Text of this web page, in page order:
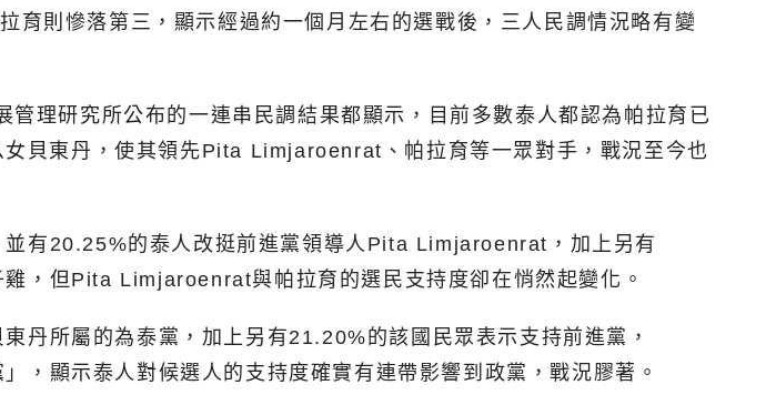
則慘落第三，顯示經過約一個月左右的選戰後，三人民調情況略有變
理研究所公布的一連串民調結果都顯示，目前多數泰人都認為帕拉育已
貝東丹，使其領先Pita Limjaroenrat、帕拉育等一眾對手，戰況至今也
有20.25%的泰人改挺前進黨領導人Pita Limjaroenrat，加上另有
，但Pita Limjaroenrat與帕拉育的選民支持度卻在悄然起變化。
丹所屬的為泰黨，加上另有21.20%的該國民眾表示支持前進黨，
，顯示泰人對候選人的支持度確實有連帶影響到政黨，戰況膠著。